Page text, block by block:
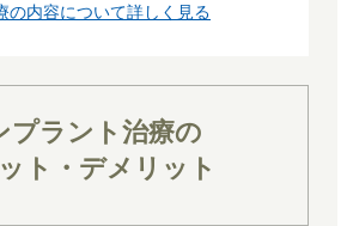
内容について詳しく見る
プラント治療の
ト・デメリット